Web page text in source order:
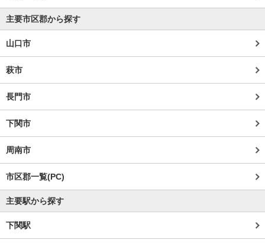
主要市区郡から探す
山口市
萩市
長門市
下関市
周南市
市区郡一覧(PC)
主要駅から探す
下関駅